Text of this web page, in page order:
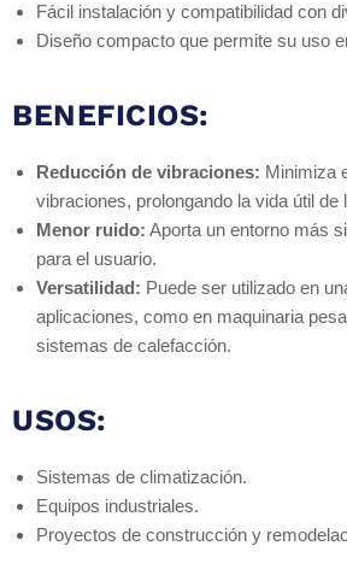
Fácil instalación y compatibilidad con
Diseño compacto que permite su uso
BENEFICIOS:
Reducción de vibraciones: Minimiza
vibraciones, prolongando la vida útil de
Menor ruido: Aporta un entorno más
para el usuario.
Versatilidad: Puede ser utilizado en
aplicaciones, como en maquinaria
sistemas de calefacción.
USOS:
Sistemas de climatización.
Equipos industriales.
Proyectos de construcción y